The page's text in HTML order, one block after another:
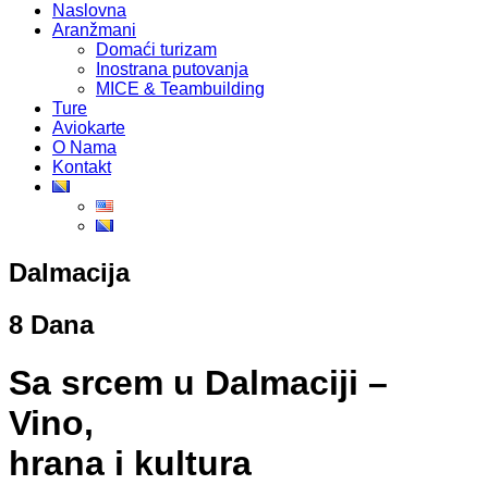
Naslovna
Aranžmani
Domaći turizam
Inostrana putovanja
MICE & Teambuilding
Ture
Aviokarte
O Nama
Kontakt
Dalmacija
8 Dana
Sa srcem u Dalmaciji –
Vino,
hrana i kultura